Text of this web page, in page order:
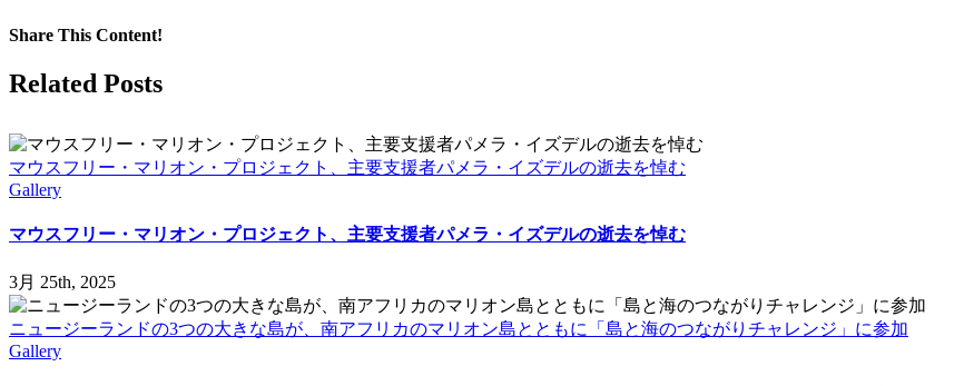
Share This Content!
Facebook
X
LinkedIn
WhatsApp
Tumblr
Pinterest
Email
Related Posts
マウスフリー・マリオン・プロジェクト、主要支援者パメラ・イズデルの逝去を悼む
Gallery
マウスフリー・マリオン・プロジェクト、主要支援者パメラ・イズデルの逝去を悼む
3月 25th, 2025
ニュージーランドの3つの大きな島が、南アフリカのマリオン島とともに「島と海のつながりチャレンジ」に参加
Gallery